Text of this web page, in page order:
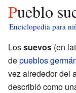
Pueblo
Enciclopedia para
Lossuevos (en
depueblos
vez alrededor del
describió como